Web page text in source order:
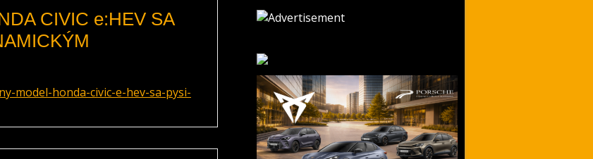
CIVIC e:HEV SA
model-honda-civic-e-hev-sa-pysi-